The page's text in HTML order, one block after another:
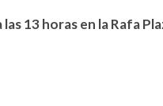
las 13 horas en la Rafa